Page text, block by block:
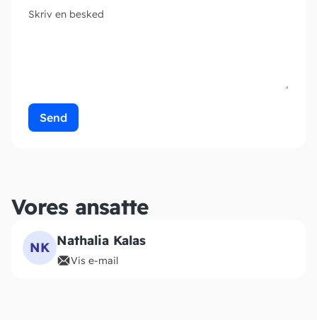
Skriv en besked
Send
Vores ansatte
NK Nathalia Kalas
Vis e-mail